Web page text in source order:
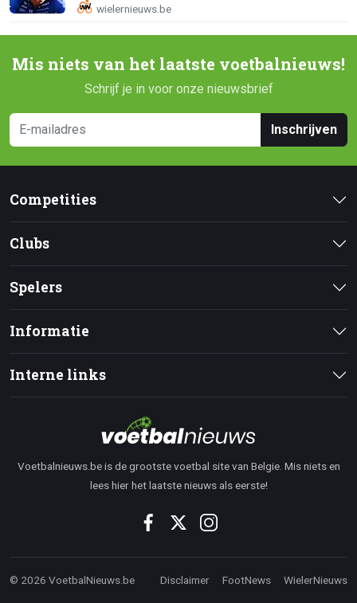
Mis niets van het laatste voetbalnieuws!
Schrijf je in voor onze nieuwsbrief
Inschrijven
Competities
Clubs
Spelers
Informatie
Interne links
Voetbalnieuws.be is de grootste voetbal site van Belgie. Mis niets en
lees hier het laatste nieuws als eerste!
© 2026 VoetbalNieuws.be Disclaimer FootNews WielerNieuws